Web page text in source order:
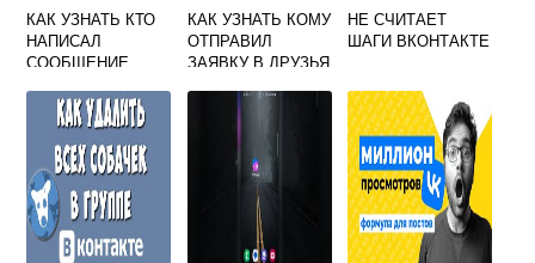
КАК УЗНАТЬ КТО
НАПИСАЛ
СООБЩЕНИЕ
КАК УЗНАТЬ КОМУ
ОТПРАВИЛ
ЗАЯВКУ В ДРУЗЬЯ
НЕ СЧИТАЕТ
ШАГИ ВКОНТАКТЕ